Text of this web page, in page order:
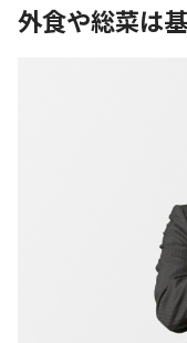
外食や総菜は